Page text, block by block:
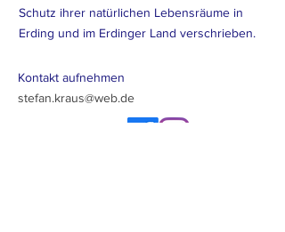
Schutz ihrer natürlichen Lebensräume in
Erding und im Erdinger Land verschrieben.
Kontakt aufnehmen
stefan.kraus@web.de